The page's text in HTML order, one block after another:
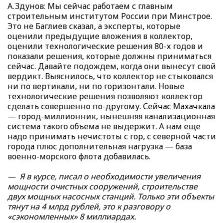
А. Здунов: Мы сейчас работаем с главным
строительным институтом России при Минстрое.
Это не Баглиев сказал, а эксперты, которые
оценили предыдущие вложения в коллектор,
оценили технологические решения 80-х годов и
показали решения, которые должны приниматься
сейчас. Давайте подождем, когда они вынесут свой
вердикт. Выяснилось, что коллектор не стыковался
ни по вертикали, ни по горизонтали. Новые
технологические решения позволяют коллектор
сделать совершенно по-другому. Сейчас Махачкала
— город-миллионник, нынешняя канализационная
система такого объема не выдержит. А нам еще
надо принимать нечистоты с гор, с северной части
города плюс дополнительная нагрузка — база
военно-морского флота добавилась.
— Я в курсе, писал о необходимости увеличения
мощности очистных сооружений, строительстве
двух мощных насосных станций. Только эти объекты
тянут на 4 млрд рублей, это к разговору о
«сэкономленных» 8 миллиардах.